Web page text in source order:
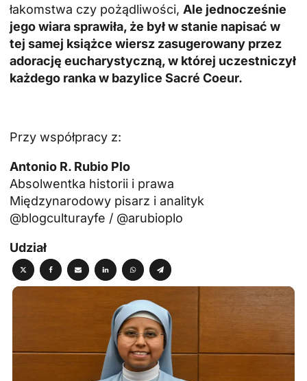
łakomstwa czy pożądliwości, Ale jednocześnie
jego wiara sprawiła, że był w stanie napisać w
tej samej książce wiersz zasugerowany przez
adorację eucharystyczną, w której uczestniczył
każdego ranka w bazylice Sacré Coeur.
Przy współpracy z:
Antonio R. Rubio Plo
Absolwentka historii i prawa
Międzynarodowy pisarz i analityk
@blogculturayfe / @arubioplo
Udział